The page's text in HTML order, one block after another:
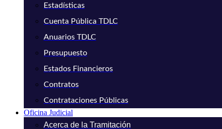
Estadísticas
Cuenta Pública TDLC
Anuarios TDLC
Presupuesto
Estados Financieros
Contratos
Contrataciones Públicas
Oficina Judicial
Acerca de la Tramitación